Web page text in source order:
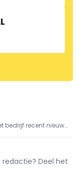
bedrijf recent nieuwe
redactie? Deel het